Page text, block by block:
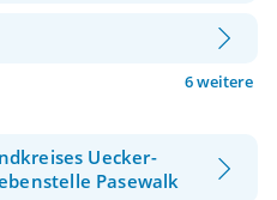
6 weitere
Uecker-
Pasewalk